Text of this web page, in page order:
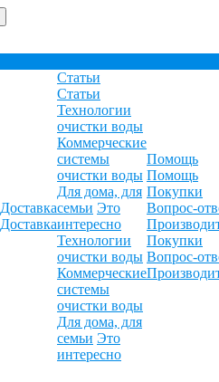
Доставка
Доставка
Статьи
Статьи
Технологии
очистки воды
Коммерческие
системы
очистки воды
Для дома, для
семьи Это
интересно
Технологии
очистки воды
Коммерческие
системы
очистки воды
Для дома, для
семьи Это
интересно
Помощь
Помощь
Покупки
Вопрос-
Покупки
Вопрос-